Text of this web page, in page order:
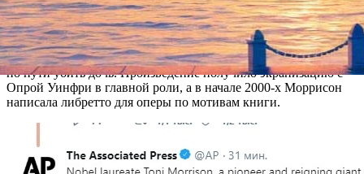
Моррисон, происходившая из семьи афроамериканских
рабочих, прославилась произведениями о расовых проблемах.
Самый известный роман — «Возлюбленная» — посвящен
судьбе рабыни, сбежавшей от своего хозяина и вынужденной
по пути убить дочь. Произведение получило экранизацию с
Опрой Уинфри в главной роли, а в начале 2000-х Моррисон
написала либретто для оперы по мотивам книги.